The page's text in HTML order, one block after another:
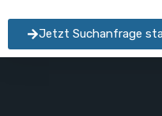
Jetzt Suchanfrage